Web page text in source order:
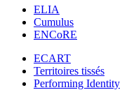
ELIA
Cumulus
ENCoRE
ECART
Territoires tissés
Performing Identity